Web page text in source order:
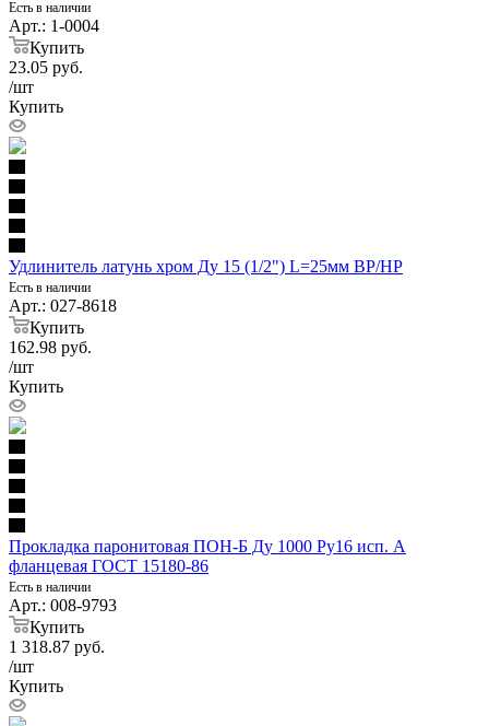
Есть в наличии
Арт.: 1-0004
Купить
23.05 руб.
/шт
Купить
Удлинитель латунь хром Ду 15 (1/2") L=25мм ВР/НР
Есть в наличии
Арт.: 027-8618
Купить
162.98 руб.
/шт
Купить
Прокладка паронитовая ПОН-Б Ду 1000 Ру16 исп. А
фланцевая ГОСТ 15180-86
Есть в наличии
Арт.: 008-9793
Купить
1 318.87 руб.
/шт
Купить